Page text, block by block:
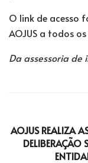
O link de acesso
AOJUS a todos
Da assessoria de
AOJUS REALIZA
DELIBERAÇÃO